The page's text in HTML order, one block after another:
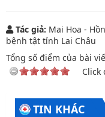
Tác giả: Mai Hoa -
bệnh tật tỉnh Lai Châu
Tổng số điểm của bài
Click
TIN KHÁC